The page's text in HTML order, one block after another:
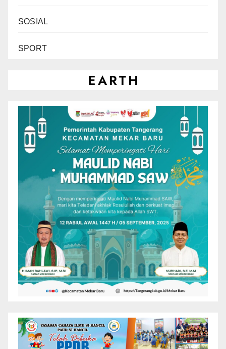
SOSIAL
SPORT